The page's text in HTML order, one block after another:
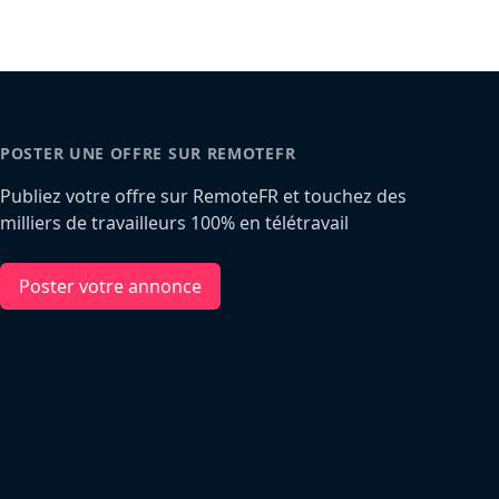
POSTER UNE OFFRE SUR REMOTEFR
Publiez votre offre sur RemoteFR et touchez des
milliers de travailleurs 100% en télétravail
Poster votre annonce